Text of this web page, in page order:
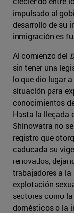
impulsado al
desarrollo de su
inmigración es
Al comienzo del
sin tener una
lo que dio lugar
situación para
conocimientos
Hasta la llegada
Shinowatra no
registro que
caducada su
renovados,
trabajadores a la
explotación
sectores como
domésticos o la